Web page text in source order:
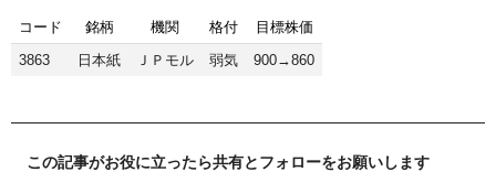
コード 銘柄 機関 格付
目標株価
3863
日本紙 ＪＰモル 弱気 900→860
この記事がお役に立ったら共有とフォローをお願いします